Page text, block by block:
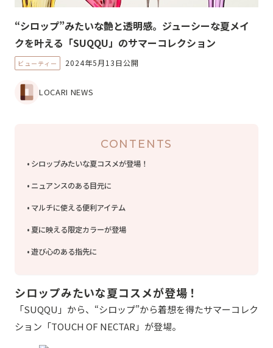
“シロップ”みたいな艶と透明感。ジューシーな夏メイ
クを叶える「SUQQU」のサマーコレクション
ビューティー 2024年5月13日公開
LOCARI NEWS
CONTENTS
シロップみたいな夏コスメが登場！
ニュアンスのある目元に
マルチに使える便利アイテム
夏に映える限定カラーが登場
遊び心のある指先に
シロップみたいな夏コスメが登場！
「SUQQU」から、“シロップ”から着想を得たサマーコレク
ション「TOUCH OF NECTAR」が登場。